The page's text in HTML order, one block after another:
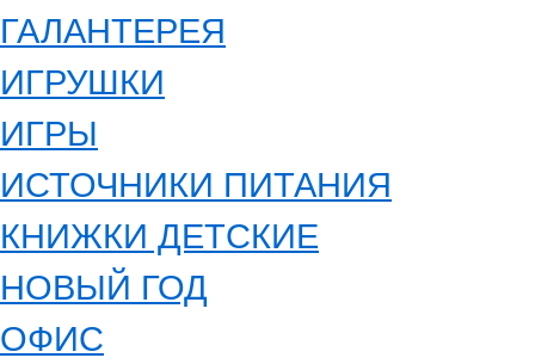
ГАЛАНТЕРЕЯ
ИГРУШКИ
ИГРЫ
ИСТОЧНИКИ ПИТАНИЯ
КНИЖКИ ДЕТСКИЕ
НОВЫЙ ГОД
ОФИС